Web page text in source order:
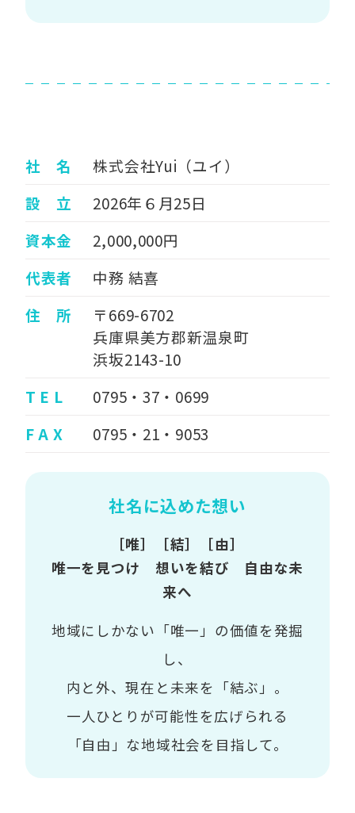
社 名
株式会社Yui（ユイ）
設 立
2026年６月25日
資本金
2,000,000円
代表者
中務 結喜
住 所
〒669-6702
兵庫県美方郡新温泉町
浜坂2143-10
T E L
0795・37・0699
F A X
0795・21・9053
社名に込めた想い
［唯］［結］［由］
唯一を見つけ 想いを結び 自由な未
来へ
地域にしかない「唯一」の価値を発掘
し、
内と外、現在と未来を「結ぶ」。
一人ひとりが可能性を広げられる
「自由」な地域社会を目指して。